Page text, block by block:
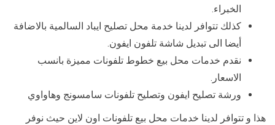
الخبراء.
كذلك تتوافر لدينا خدمة محل تصليح ايباد السالمية بالاضافة
أيضا الى تبديل شاشة تلفون ايفون.
نقدم خدمات محل بيع خطوط تلفونات مميزة بانسب
الاسعار.
ورشة تصليح ايفون وتصليح تلفونات سامسونج وهاواوي
هذا و تتوافر لدينا خدمات محل بيع تلفونات اون لاين حيث نوفر